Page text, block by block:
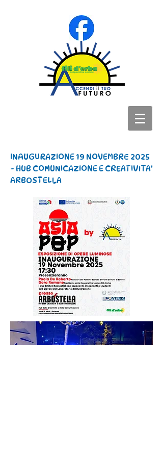
INAUGURAZIONE 19 NOVEMBRE 2025
- HUB COMUNICAZIONE E CREATIVITA'
ARBOSTELLA